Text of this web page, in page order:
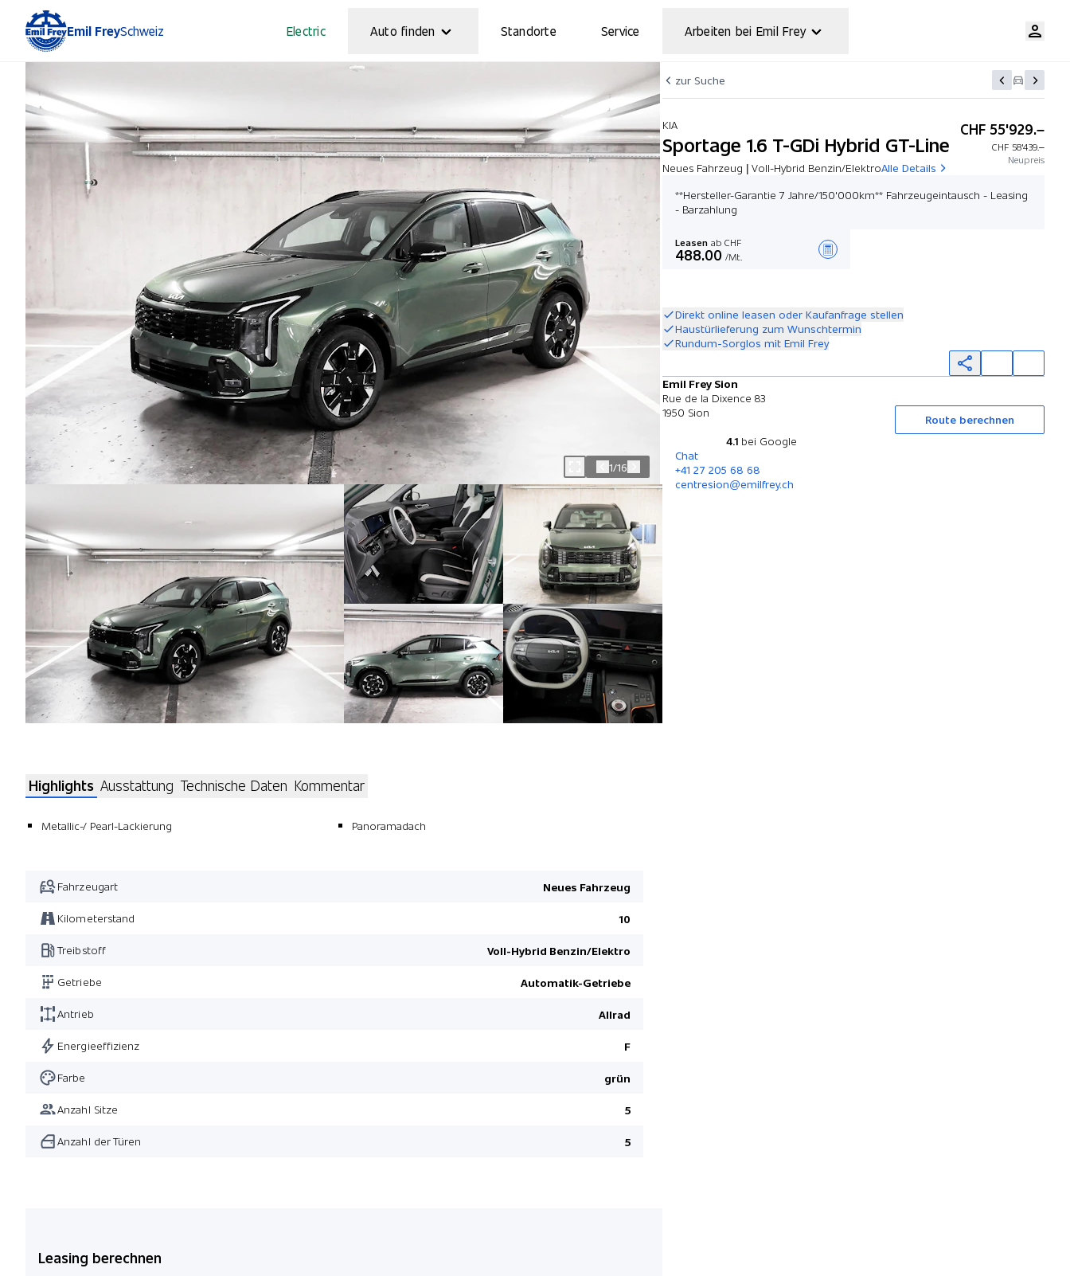
Emil FreySchweiz Electric Auto finden Standorte Service Arbeiten bei Emil Frey
zur Suche
KIA
Sportage 1.6 T-GDi Hybrid GT-Line
Neues Fahrzeug | Voll-Hybrid Benzin/ElektroAlle Details
CHF 55'929.–
CHF 58'439.–
Neupreis
**Hersteller-Garantie 7 Jahre/150'000km** Fahrzeugeintausch - Leasing
- Barzahlung
Leasen ab CHF
488.00 /Mt.
Direkt online leasen oder Kaufanfrage stellen
Haustürlieferung zum Wunschtermin
Rundum-Sorglos mit Emil Frey
Emil Frey Sion
Rue de la Dixence 83
1950 Sion
Route berechnen
4.1 bei Google
Chat
+41 27 205 68 68
centresion@emilfrey.ch
1/16
Highlights Ausstattung Technische Daten Kommentar
Metallic-/ Pearl-Lackierung Panoramadach
Fahrzeugart Neues Fahrzeug
Kilometerstand 10
Treibstoff Voll-Hybrid Benzin/Elektro
Getriebe Automatik-Getriebe
Antrieb Allrad
Energieeffizienz F
Farbe grün
Anzahl Sitze 5
Anzahl der Türen 5
Leasing berechnen